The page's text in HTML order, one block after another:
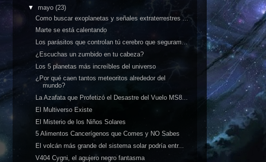
▼ mayo (23)
Como buscar exoplanetas y señales extraterrestres ...
Marte se está calentando
Los parásitos que controlan tú cerebro que seguram...
¿Escuchas un zumbido en tu cabeza?
Los 5 planetas más increíbles del universo
¿Por qué caen tantos meteoritos alrededor del
mundo?
La Azafata que Profetizó el Desastre del Vuelo MS8...
El Multiverso Existe
El Misterio de los Niños Solares
5 Alimentos Cancerígenos que Comes y NO Sabes
El volcán más grande del sistema solar podría entr...
V404 Cygni, el agujero negro fantasma